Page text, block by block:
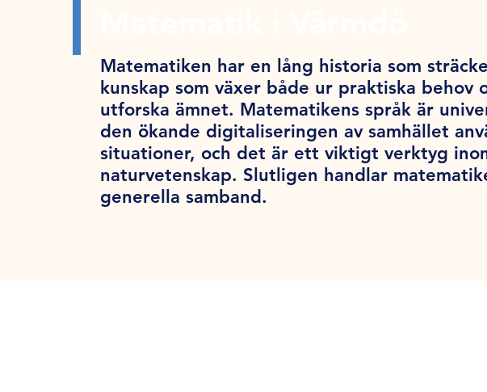
Matematiken har en lång historia som
kunskap som växer både ur praktiska
utforska ämnet. Matematikens språk är
den ökande digitaliseringen av samhället
situationer, och det är ett viktigt verktyg
naturvetenskap. Slutligen handlar
generella samband.